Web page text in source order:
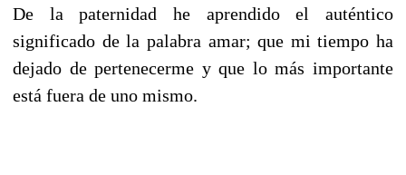
De la paternidad he aprendido el auténtico
significado de la palabra amar; que mi tiempo ha
dejado de pertenecerme y que lo más importante
está fuera de uno mismo.